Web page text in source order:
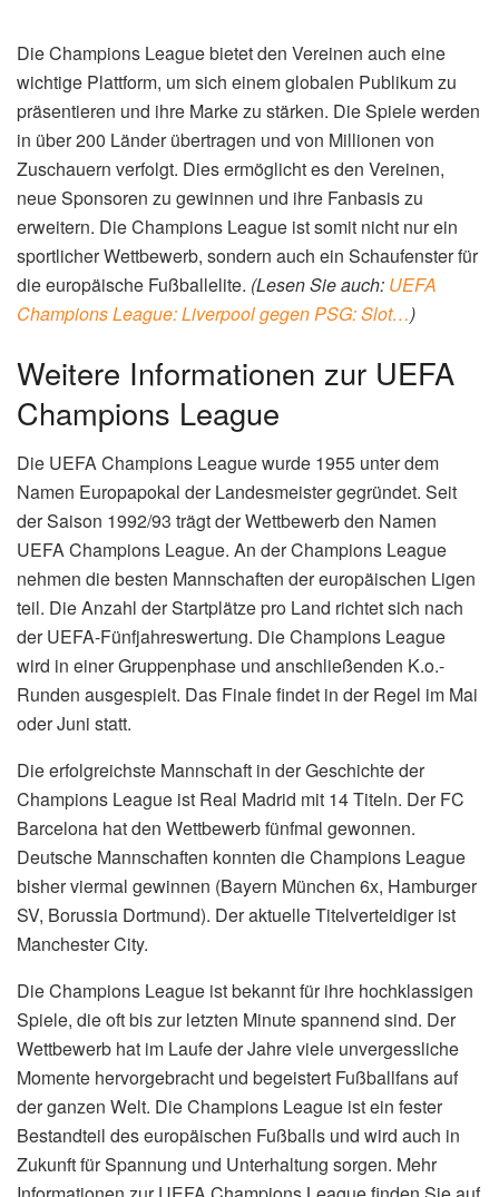
Die Champions League bietet den Vereinen auch eine
wichtige Plattform, um sich einem globalen Publikum zu
präsentieren und ihre Marke zu stärken. Die Spiele werden
in über 200 Länder übertragen und von Millionen von
Zuschauern verfolgt. Dies ermöglicht es den Vereinen,
neue Sponsoren zu gewinnen und ihre Fanbasis zu
erweitern. Die Champions League ist somit nicht nur ein
sportlicher Wettbewerb, sondern auch ein Schaufenster für
die europäische Fußballelite. (Lesen Sie auch: UEFA
Champions League: Liverpool gegen PSG: Slot…)
Weitere Informationen zur UEFA
Champions League
Die UEFA Champions League wurde 1955 unter dem
Namen Europapokal der Landesmeister gegründet. Seit
der Saison 1992/93 trägt der Wettbewerb den Namen
UEFA Champions League. An der Champions League
nehmen die besten Mannschaften der europäischen Ligen
teil. Die Anzahl der Startplätze pro Land richtet sich nach
der UEFA-Fünfjahreswertung. Die Champions League
wird in einer Gruppenphase und anschließenden K.o.-
Runden ausgespielt. Das Finale findet in der Regel im Mai
oder Juni statt.
Die erfolgreichste Mannschaft in der Geschichte der
Champions League ist Real Madrid mit 14 Titeln. Der FC
Barcelona hat den Wettbewerb fünfmal gewonnen.
Deutsche Mannschaften konnten die Champions League
bisher viermal gewinnen (Bayern München 6x, Hamburger
SV, Borussia Dortmund). Der aktuelle Titelverteidiger ist
Manchester City.
Die Champions League ist bekannt für ihre hochklassigen
Spiele, die oft bis zur letzten Minute spannend sind. Der
Wettbewerb hat im Laufe der Jahre viele unvergessliche
Momente hervorgebracht und begeistert Fußballfans auf
der ganzen Welt. Die Champions League ist ein fester
Bestandteil des europäischen Fußballs und wird auch in
Zukunft für Spannung und Unterhaltung sorgen. Mehr